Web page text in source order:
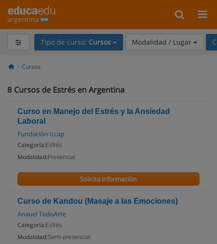
argentina
Tipo de curso: Cursos Modalidad / Lugar
Cursos
8 Cursos de Estrés en Argentina
Curso en Manejo del Estrés y la Ansiedad
Laboral
Fundación Iccap
Categoría: Estrés
Modalidad: Presencial
Solicita información
Curso de Kandou (Masaje a las Emociones)
Anauel TodoArte
Categoría: Estrés
Modalidad:Semi-presencial